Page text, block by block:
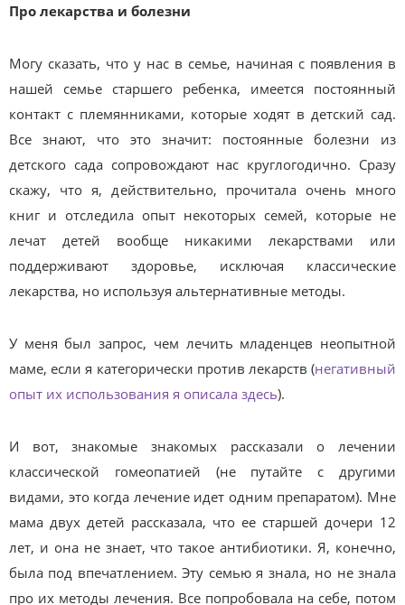
Про лекарства и болезни
Могу сказать, что у нас в семье, начиная с появления в
нашей семье старшего ребенка, имеется постоянный
контакт с племянниками, которые ходят в детский сад.
Все знают, что это значит: постоянные болезни из
детского сада сопровождают нас круглогодично. Сразу
скажу, что я, действительно, прочитала очень много
книг и отследила опыт некоторых семей, которые не
лечат детей вообще никакими лекарствами или
поддерживают здоровье, исключая классические
лекарства, но используя альтернативные методы.
У меня был запрос, чем лечить младенцев неопытной
маме, если я категорически против лекарств (негативный
опыт их использования я описала здесь).
И вот, знакомые знакомых рассказали о лечении
классической гомеопатией (не путайте с другими
видами, это когда лечение идет одним препаратом). Мне
мама двух детей рассказала, что ее старшей дочери 12
лет, и она не знает, что такое антибиотики. Я, конечно,
была под впечатлением. Эту семью я знала, но не знала
про их методы лечения. Все попробовала на себе, потом